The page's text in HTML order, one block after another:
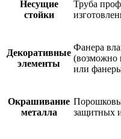
Несущие
стойки
Труба
Декоративные
элементы
Фанера
(возможно
или
Окрашивание
металла
защитных